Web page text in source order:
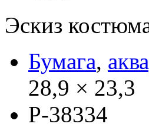
Эскиз
Бумага,
28,9 × 23,3
Р-38334